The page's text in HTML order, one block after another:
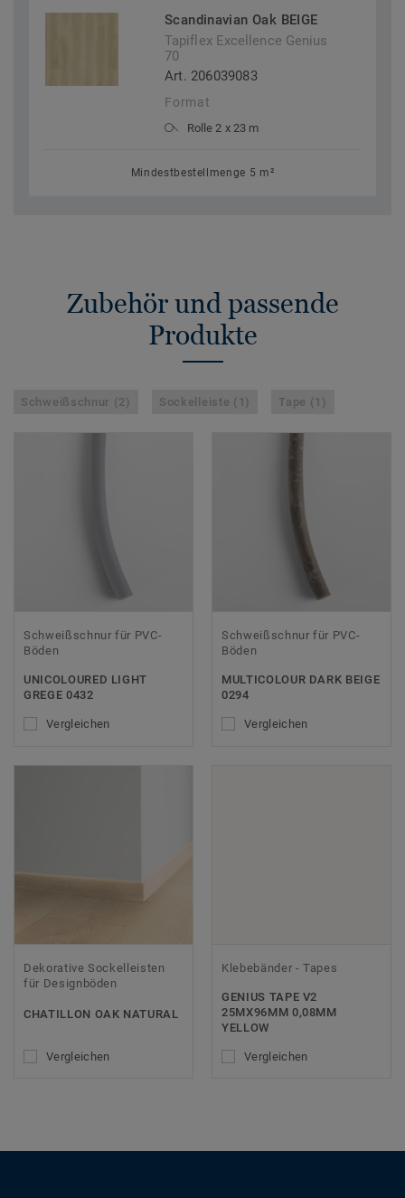
Scandinavian Oak BEIGE
Tapiflex Excellence Genius
70
Art. 206039083
Format
Rolle 2 x 23 m
Mindestbestellmenge 5 m²
Zubehör und passende
Produkte
Schweißschnur (2) Sockelleiste (1) Tape (1)
Schweißschnur für PVC-
Böden
UNICOLOURED LIGHT
GREGE 0432
Vergleichen
Schweißschnur für PVC-
Böden
MULTICOLOUR DARK BEIGE
0294
Vergleichen
Dekorative Sockelleisten
für Designböden
CHATILLON OAK NATURAL
Vergleichen
Klebebänder - Tapes
GENIUS TAPE V2
25MX96MM 0,08MM
YELLOW
Vergleichen